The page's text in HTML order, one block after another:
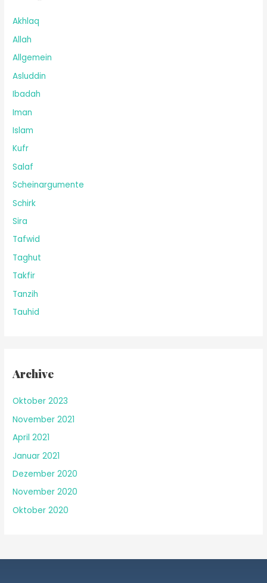
Akhlaq
Allah
Allgemein
Asluddin
Ibadah
Iman
Islam
Kufr
Salaf
Scheinargumente
Schirk
Sira
Tafwid
Taghut
Takfir
Tanzih
Tauhid
Archive
Oktober 2023
November 2021
April 2021
Januar 2021
Dezember 2020
November 2020
Oktober 2020